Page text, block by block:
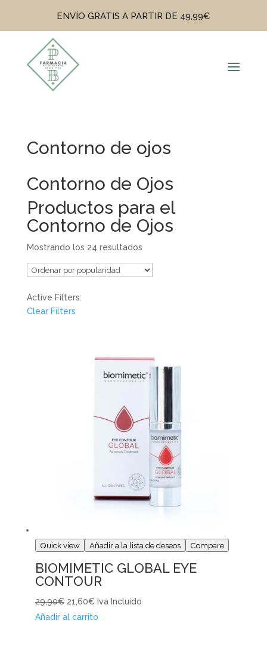
ENVÍO GRATIS A PARTIR DE 49,99€
Contorno de ojos
Contorno de Ojos
Productos para el
Contorno de Ojos
Mostrando los 24 resultados
Active Filters:
Clear Filters
Quick view Añadir a la lista de deseos Compare
BIOMIMETIC GLOBAL EYE
CONTOUR
29,90€ 21,60€ Iva Incluido
Añadir al carrito